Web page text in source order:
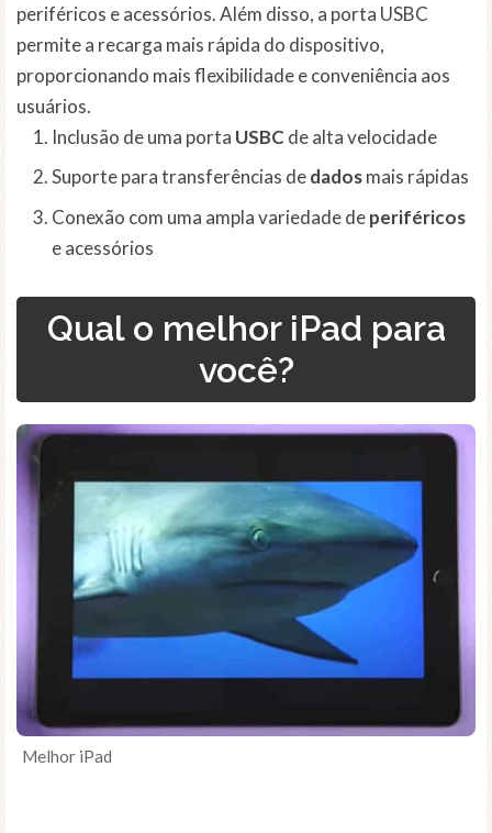
periféricos e acessórios. Além disso, a porta USBC
permite a recarga mais rápida do dispositivo,
proporcionando mais flexibilidade e conveniência aos
usuários.
Inclusão de uma porta USBC de alta velocidade
Suporte para transferências dedadosmais rápidas
Conexão com uma ampla variedade deperiféricos
e acessórios
Qual o melhor iPad para
você?
Melhor iPad